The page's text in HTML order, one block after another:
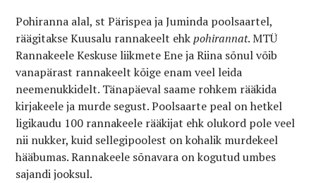
Pohiranna alal, st Pärispea ja Juminda poolsaartel,
räägitakse Kuusalu rannakeelt ehkpohirannat. MTÜ
Rannakeele Keskuse liikmete Ene ja Riina sõnul võib
vanapärast rannakeelt kõige enam veel leida
neemenukkidelt. Tänapäeval saame rohkem rääkida
kirjakeele ja murde segust. Poolsaarte peal on hetkel
ligikaudu 100 rannakeele rääkijat ehk olukord pole veel
nii nukker, kuid sellegipoolest on kohalik murdekeel
hääbumas. Rannakeele sõnavara on kogutud umbes
sajandi jooksul.